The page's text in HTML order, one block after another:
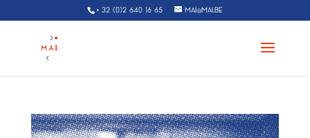
+ 32 (0)2 640 16 65 MAI@MAI.BE